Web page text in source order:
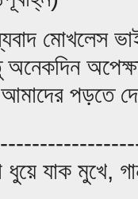
মোখলেস
অনেকদিন
আমাদের পড়তে
ধুয়ে যাক মুখে,